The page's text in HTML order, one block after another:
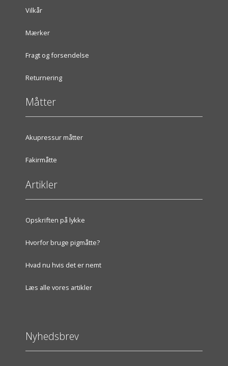
Vilkår
Mærker
Fragt og forsendelse
Returnering
Måtter
Akupressur måtter
Fakirmåtte
Artikler
Opskriften på lykke
Hvorfor bruge pigmåtte?
Hvad nu hvis det er nemt
Læs alle vores artikler
Nyhedsbrev